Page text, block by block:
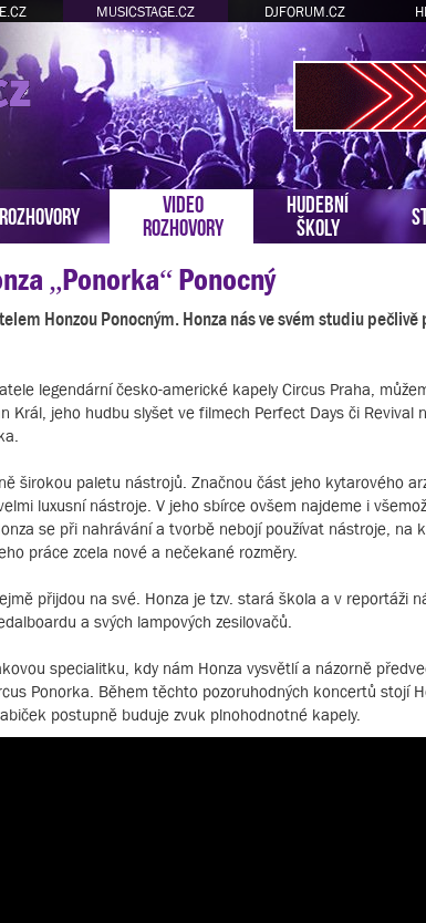
MUSICSTAGE.CZ DJFORUM.CZ
ROZHOVORY
VIDEO
ROZHOVORY
HUDEBNÍ
ŠKOLY
„Ponorka“ Ponocný
Honzou Ponocným. Honza nás ve svém studiu pečlivě
legendární česko-americké kapely Circus Praha,
Král, jeho hudbu slyšet ve filmech Perfect Days či Revival
širokou paletu nástrojů. Značnou část jeho kytarového
luxusní nástroje. V jeho sbírce ovšem najdeme i
se při nahrávání a tvorbě nebojí používat nástroje, na
práce zcela nové a nečekané rozměry.
přijdou na své. Honza je tzv. stará škola a v reportáži
a svých lampových zesilovačů.
specialitku, kdy nám Honza vysvětlí a názorně
Ponorka. Během těchto pozoruhodných koncertů stojí
postupně buduje zvuk plnohodnotné kapely.